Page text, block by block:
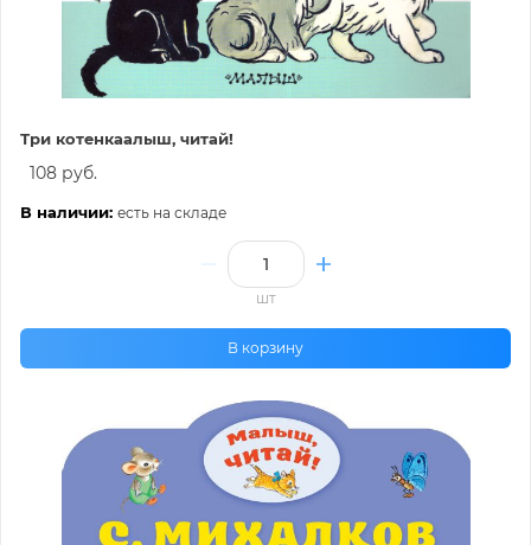
Три котенкаалыш, читай!
108 руб.
В наличии: есть на складе
шт
В корзину